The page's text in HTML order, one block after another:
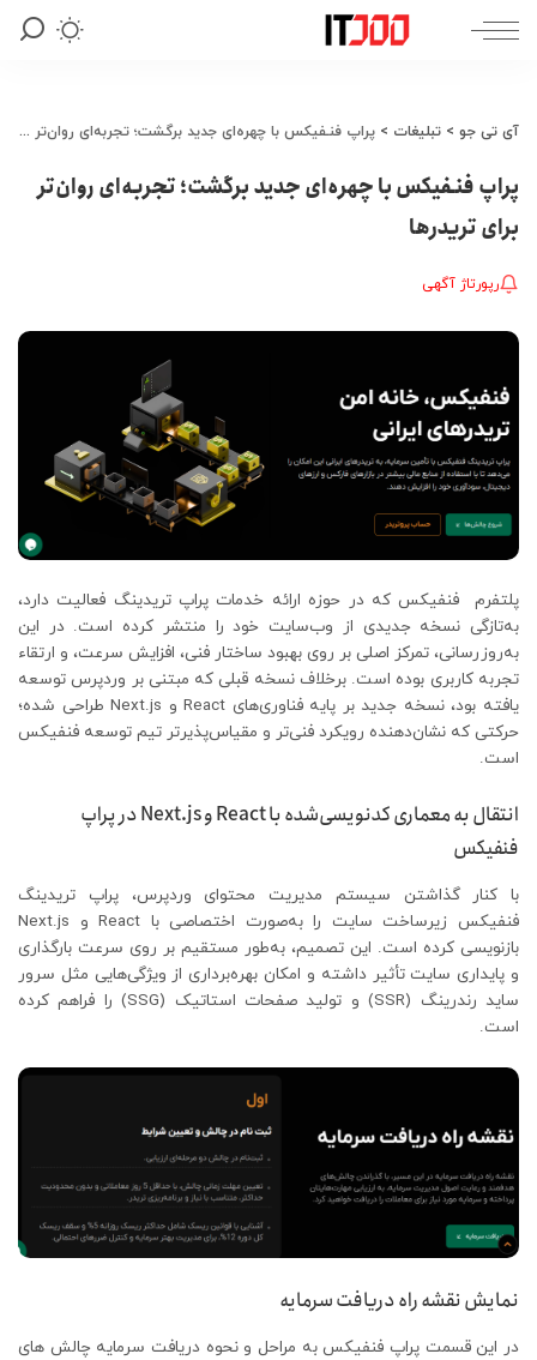
آی تی جو > تبلیغات > پراپ فنـفیکس با چهره‌ای جدید برگشت؛ تجربه‌ای روان‌تر برای تریدرها
پراپ فنـفیکس با چهره‌ای جدید برگشت؛ تجربه‌ای روان‌تر
برای تریدرها
رپورتاژ آگهی
پلتفرم فنفیکس که در حوزه ارائه خدمات پراپ تریدینگ فعالیت دارد،
به‌تازگی نسخه جدیدی از وب‌سایت خود را منتشر کرده است. در این
به‌روزرسانی، تمرکز اصلی بر روی بهبود ساختار فنی، افزایش سرعت، و ارتقاء
تجربه کاربری بوده است. برخلاف نسخه قبلی که مبتنی بر وردپرس توسعه
یافته بود، نسخه جدید بر پایه فناوری‌های React و Next.js طراحی شده؛
حرکتی که نشان‌دهنده رویکرد فنی‌تر و مقیاس‌پذیرتر تیم توسعه فنفیکس
است.
انتقال به معماری کدنویسی‌شده با React و Next.js در پراپ
فنفیکس
با کنار گذاشتن سیستم مدیریت محتوای وردپرس، پراپ تریدینگ
فنفیکس زیرساخت سایت را به‌صورت اختصاصی با React و Next.js
بازنویسی کرده است. این تصمیم، به‌طور مستقیم بر روی سرعت بارگذاری
و پایداری سایت تأثیر داشته و امکان بهره‌برداری از ویژگی‌هایی مثل سرور
ساید رندرینگ (SSR) و تولید صفحات استاتیک (SSG) را فراهم کرده
است.
نمایش نقشه راه دریافت سرمایه
در این قسمت پراپ فنفیکس به مراحل و نحوه دریافت سرمایه چالش های